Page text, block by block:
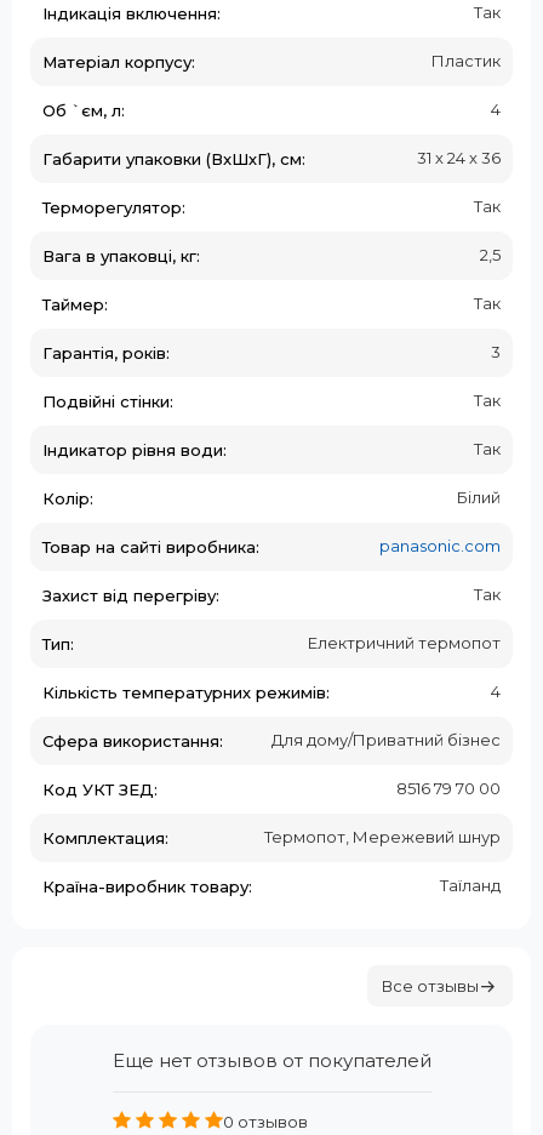
Індикація включення: Так
Матеріал корпусу: Пластик
Об `єм, л: 4
Габарити упаковки (ВxШхГ), см: 31 х 24 х 36
Терморегулятор: Так
Вага в упаковці, кг: 2,5
Таймер: Так
Гарантія, років: 3
Подвійні стінки: Так
Індикатор рівня води: Так
Колір: Білий
Товар на сайті виробника: panasonic.com
Захист від перегріву: Так
Тип: Електричний термопот
Кількість температурних режимів: 4
Сфера використання: Для дому/Приватний бізнес
Код УКТ ЗЕД: 8516 79 70 00
Комплектация: Термопот, Мережевий шнур
Країна-виробник товару: Таїланд
Все отзывы
Еще нет отзывов от покупателей
0 отзывов